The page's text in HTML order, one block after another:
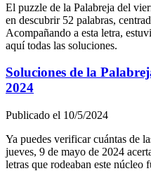
El puzzle de la Palabreja del
en descubrir 52 palabras,
Acompañando a esta letra,
aquí todas las soluciones.
Soluciones de la
2024
Publicado el 10/5/2024
Ya puedes verificar cuántas de
jueves, 9 de mayo de 2024
letras que rodeaban este núcleo